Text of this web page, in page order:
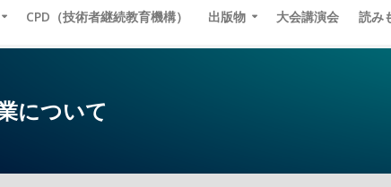
CPD（技術者継続教育機構） 出版物 大会講演会 読み
について